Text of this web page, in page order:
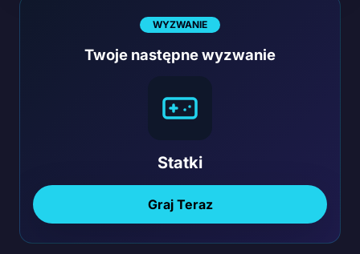
WYZWANIE
Twoje następne wyzwanie
Statki
Graj Teraz